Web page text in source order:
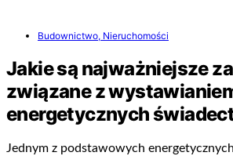
Budownictwo, Nieruchomości
Jakie są najważniejsze
związane z
energetycznych
Jednym z podstawowych